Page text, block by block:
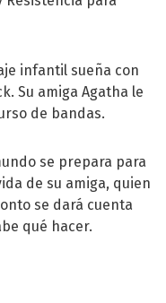
infantil sueña con
Su amiga Agatha le
de bandas.
se prepara para
de su amiga, quien
se dará cuenta
qué hacer.